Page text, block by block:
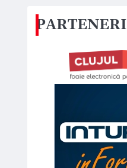
PARTENERI